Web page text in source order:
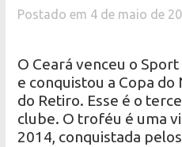
Postado em 4 de maio de
O Ceará venceu o
e conquistou a Copa
do Retiro. Esse é o
clube. O troféu é uma
2014, conquistada